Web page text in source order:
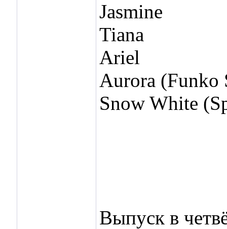
Jasmine
Tiana
Ariel
Aurora (Funko
Snow White
Выпуск в